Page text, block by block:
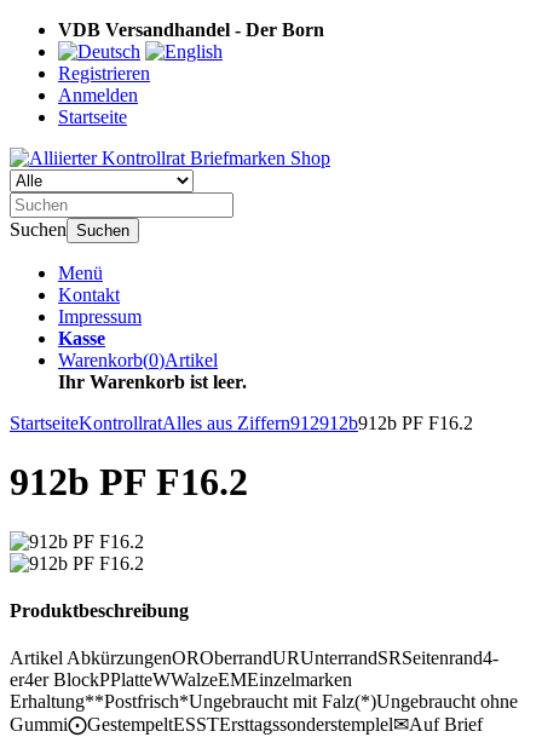
VDB Versandhandel - Der Born
Registrieren
Anmelden
Startseite
Suchen Suchen
Menü
Kontakt
Impressum
Kasse
Warenkorb(0)Artikel
Ihr Warenkorb ist leer.
StartseiteKontrollratAlles aus Ziffern912912b912b PF F16.2
912b PF F16.2
Produktbeschreibung
Artikel AbkürzungenOROberrandURUnterrandSRSeitenrand4-
er4er BlockPPlatteWWalzeEMEinzelmarken
Erhaltung**Postfrisch*Ungebraucht mit Falz(*)Ungebraucht ohne
Gummi⨀GestempeltESSTErsttagssonderstemplel✉Auf Brief